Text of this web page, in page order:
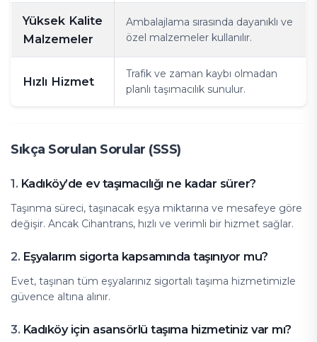
Yüksek Kalite
Malzemeler
Ambalajlama sırasında dayanıklı ve
özel malzemeler kullanılır.
Hızlı Hizmet
Trafik ve zaman kaybı olmadan
planlı taşımacılık sunulur.
Sıkça Sorulan Sorular (SSS)
1. Kadıköy’de ev taşımacılığı ne kadar sürer?
Taşınma süreci, taşınacak eşya miktarına ve mesafeye göre
değişir. Ancak Cihantrans, hızlı ve verimli bir hizmet sağlar.
2. Eşyalarım sigorta kapsamında taşınıyor mu?
Evet, taşınan tüm eşyalarınız sigortalı taşıma hizmetimizle
güvence altına alınır.
3. Kadıköy için asansörlü taşıma hizmetiniz var mı?